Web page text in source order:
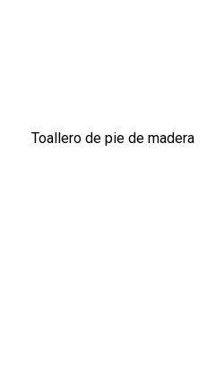
Toallero de pie de madera